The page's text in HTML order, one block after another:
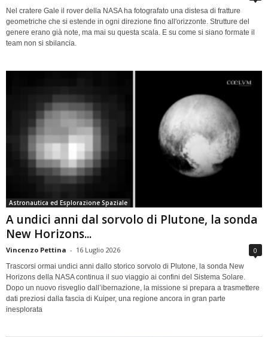
Nel cratere Gale il rover della NASA ha fotografato una distesa di fratture
geometriche che si estende in ogni direzione fino all'orizzonte. Strutture del
genere erano già note, ma mai su questa scala. E su come si siano formate il
team non si sbilancia.
Astronautica ed Esplorazione Spaziale
A undici anni dal sorvolo di Plutone, la sonda
New Horizons...
Vincenzo Pettina - 16 Luglio 2026 0
Trascorsi ormai undici anni dallo storico sorvolo di Plutone, la sonda New
Horizons della NASA continua il suo viaggio ai confini del Sistema Solare.
Dopo un nuovo risveglio dall’ibernazione, la missione si prepara a trasmettere
dati preziosi dalla fascia di Kuiper, una regione ancora in gran parte
inesplorata